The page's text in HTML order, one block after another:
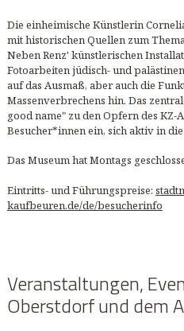
Die einheimische Künstlerin
mit historischen Quellen zum
Neben Renz' künstlerischen
Fotoarbeiten jüdisch- und
auf das Ausmaß, aber auch die
Massenverbrechens hin. Das
good name" zu den Opfern des
Besucher*innen ein, sich aktiv in
Das Museum hat Montags
Eintritts- und Führungspreise:
kaufbeuren.de/de/besucherinfo
Veranstaltungen,
Oberstdorf und dem